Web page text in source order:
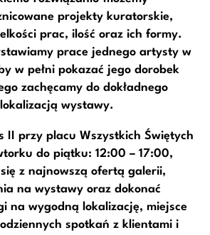
projekty kuratorskie,
prac, ilość oraz ich formy.
prace jednego artysty w
w pełni pokazać jego dorobek
zachęcamy do dokładnego
wystawy.
II przy placu Wszystkich Świętych
do piątku: 12:00 – 17:00,
z najnowszą ofertą galerii,
na wystawy oraz dokonać
na wygodną lokalizację, miejsce
spotkań z klientami i